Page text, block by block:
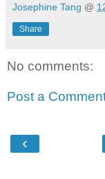
Josephine Tang @
Share
No comments:
Post a
‹